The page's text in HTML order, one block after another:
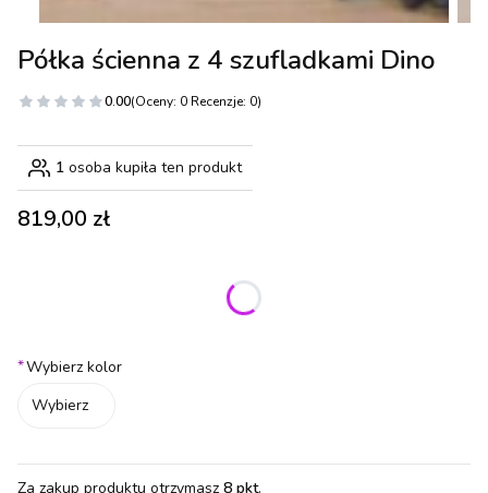
Półka ścienna z 4 szufladkami Dino
0.00(Oceny: 0 Recenzje: 0)
1 osoba kupiła ten produkt
Cena
819,00 zł
Poszczególne warianty mogą różnić się ceną
*Wybierz kolor
Wybierz
Za zakup produktu otrzymasz 8 pkt.